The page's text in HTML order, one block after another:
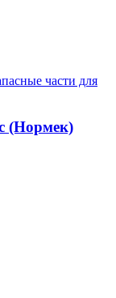
части для
(Нормек)